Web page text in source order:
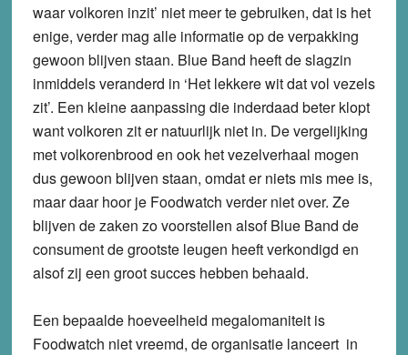
waar volkoren inzit’ niet meer te gebruiken, dat is het
enige, verder mag alle informatie op de verpakking
gewoon blijven staan. Blue Band heeft de slagzin
inmiddels veranderd in ‘Het lekkere wit dat vol vezels
zit’. Een kleine aanpassing die inderdaad beter klopt
want volkoren zit er natuurlijk niet in. De vergelijking
met volkorenbrood en ook het vezelverhaal mogen
dus gewoon blijven staan, omdat er niets mis mee is,
maar daar hoor je Foodwatch verder niet over. Ze
blijven de zaken zo voorstellen alsof Blue Band de
consument de grootste leugen heeft verkondigd en
alsof zij een groot succes hebben behaald.
Een bepaalde hoeveelheid megalomaniteit is
Foodwatch niet vreemd, de organisatie lanceert in